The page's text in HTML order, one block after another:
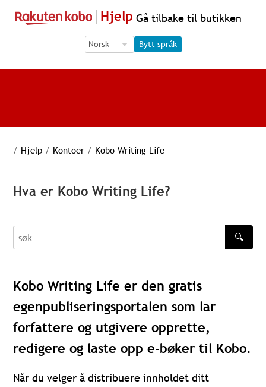
Hjelp Gå tilbake til butikken
Language Selection
Language Selection
Bytt språk
/ Hjelp / Kontoer / Kobo Writing Life
Hva er Kobo Writing Life?
søk
🔍
Kobo Writing Life er den gratis
egenpubliseringsportalen som lar
forfattere og utgivere opprette,
redigere og laste opp e-bøker til Kobo.
Når du velger å distribuere innholdet ditt